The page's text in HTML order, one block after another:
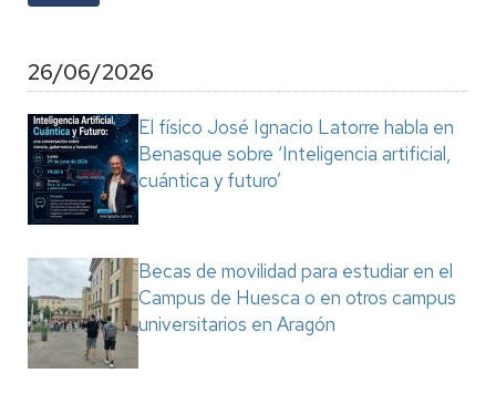
26/06/2026
El físico José Ignacio Latorre habla en
Benasque sobre ‘Inteligencia artificial,
cuántica y futuro’
Becas de movilidad para estudiar en el
Campus de Huesca o en otros campus
universitarios en Aragón